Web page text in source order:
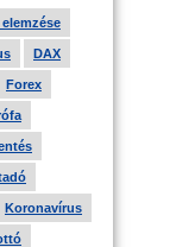
DAX
Forex
Koronavírus